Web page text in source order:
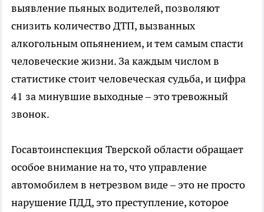
выявление пьяных водителей, позволяют
снизить количество ДТП, вызванных
алкогольным опьянением, и тем самым спасти
человеческие жизни. За каждым числом в
статистике стоит человеческая судьба, и цифра
41 за минувшие выходные – это тревожный
звонок.
Госавтоинспекция Тверской области обращает
особое внимание на то, что управление
автомобилем в нетрезвом виде – это не просто
нарушение ПДД, это преступление, которое